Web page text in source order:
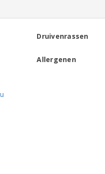
Druivenrassen
Allergenen